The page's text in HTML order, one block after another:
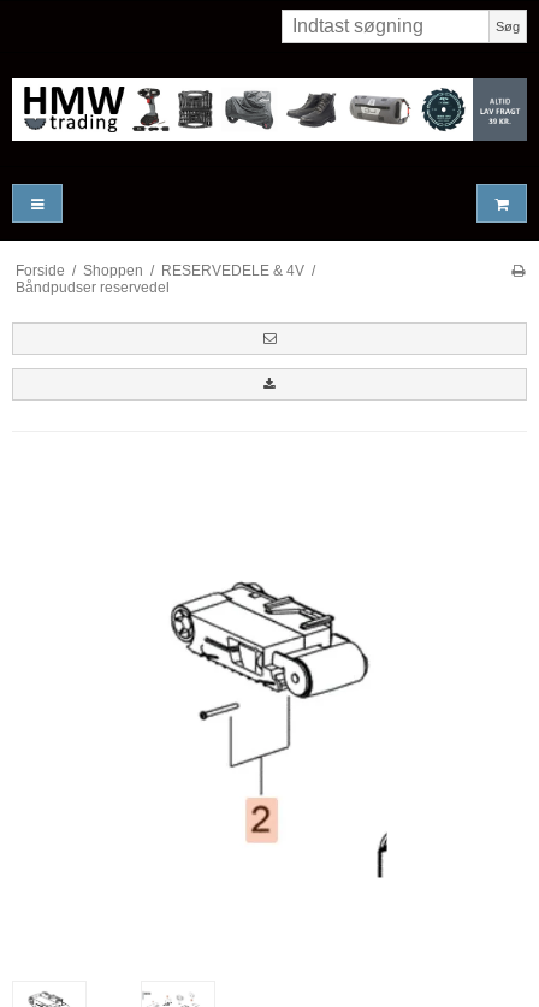
Søg
Forside / Shoppen / RESERVEDELE & 4V /
Båndpudser reservedel